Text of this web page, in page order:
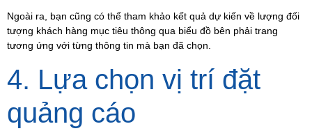
Ngoài ra, bạn cũng có thể tham khảo kết quả dự kiến về lượng đối
tượng khách hàng mục tiêu thông qua biểu đồ bên phải trang
tương ứng với từng thông tin mà bạn đã chọn.
4. Lựa chọn vị trí đặt
quảng cáo